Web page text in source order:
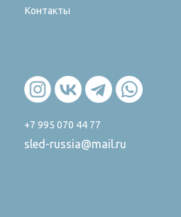
Контакты
+7 995 070 44 77
sled-russia@mail.ru